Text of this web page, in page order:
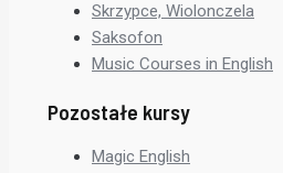
Skrzypce, Wiolonczela
Saksofon
Music Courses in English
Pozostałe kursy
Magic English